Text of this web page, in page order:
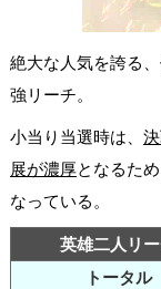
絶大な人気を誇る
強リーチ。
小当り当選時は、
展が濃厚となるた
なっている。
英雄二人リ
トータル